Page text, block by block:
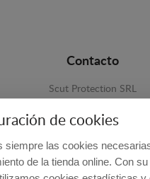
Contacto
Scut Protection SRL
Harghita, Romania
de cookies
siempre las cookies
de la tienda online. Con